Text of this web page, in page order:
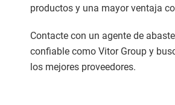
productos y una mayor ventaja
Contacte con un agente de
confiable como Vitor Group y
los mejores proveedores.